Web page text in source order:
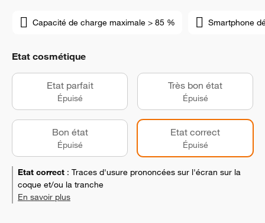
Capacité de charge maximale > 85 % Smartphone
Etat cosmétique
Etat parfait
Épuisé
Très bon état
Épuisé
Bon état
Épuisé
Etat correct
Épuisé
Etat correct : Traces d'usure prononcées sur l'écran sur la
coque et/ou la tranche
En savoir plus